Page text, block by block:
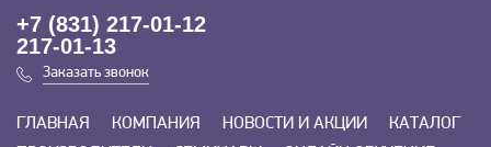
+7 (831) 217-01-12
217-01-13
Заказать звонок
ГЛАВНАЯ КОМПАНИЯ НОВОСТИ И АКЦИИ
КАТАЛОГ